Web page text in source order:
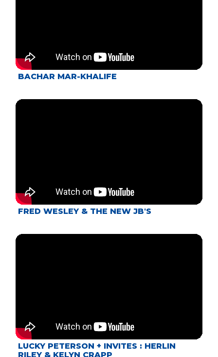
BACHAR MAR-KHALIFE
FRED WESLEY & THE NEW JB'S
LUCKY PETERSON + INVITES : HERLIN
RILEY & KELYN CRAPP